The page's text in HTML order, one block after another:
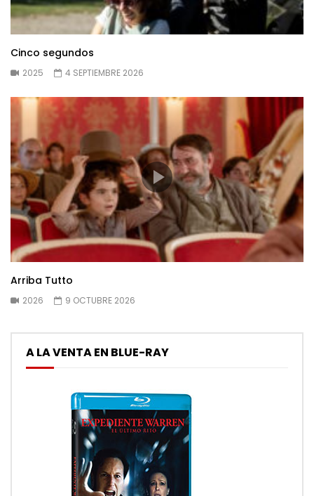
Cinco segundos
2025 4 SEPTIEMBRE 2026
Arriba Tutto
2026 9 OCTUBRE 2026
A LA VENTA EN BLUE-RAY